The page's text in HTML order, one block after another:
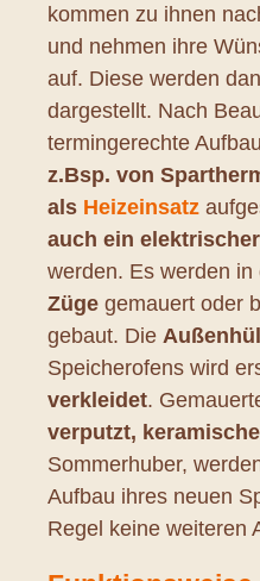
kommen zu ihnen
und nehmen ihre
auf. Diese werden
dargestellt. Nach
termingerechte
z.Bsp. von
als Heizeinsatz
auch ein
werden. Es werden in
Züge gemauert oder
gebaut. Die
Speicherofens wird
verkleidet.
verputzt,
Sommerhuber,
Aufbau ihres neuen
Regel keine weiteren